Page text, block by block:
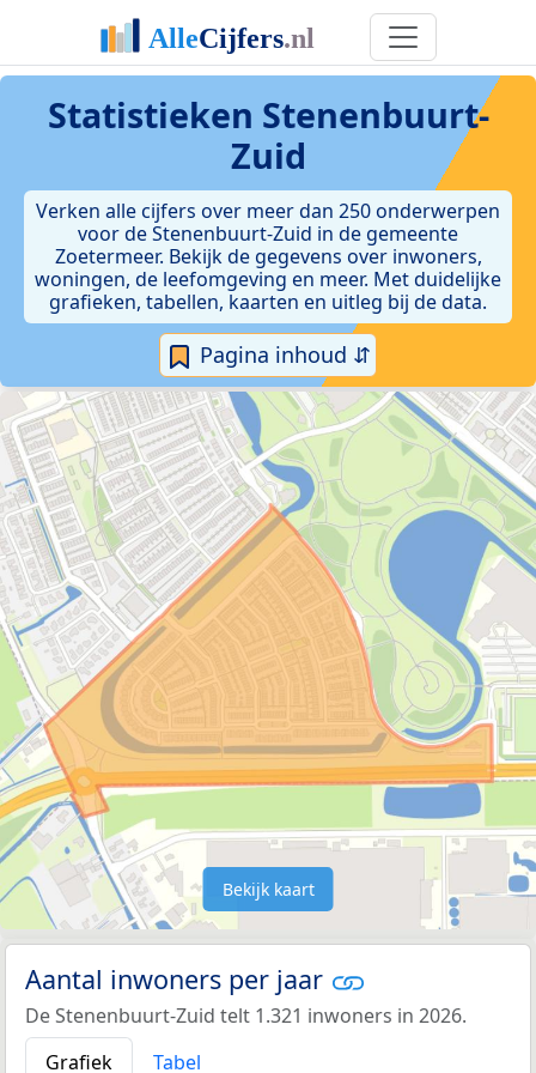
Statistieken Stenenbuurt-
Zuid
Verken alle cijfers over meer dan 250 onderwerpen
voor de Stenenbuurt-Zuid in de gemeente
Zoetermeer. Bekijk de gegevens over inwoners,
woningen, de leefomgeving en meer. Met duidelijke
grafieken, tabellen, kaarten en uitleg bij de data.
Pagina inhoud ⇵
Bekijk kaart
Aantal inwoners per jaar
De Stenenbuurt-Zuid telt 1.321 inwoners in 2026.
Grafiek
Tabel